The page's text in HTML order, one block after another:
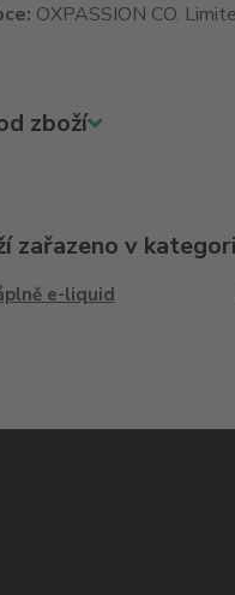
OXPASSION CO.
zboží
zařazeno v
e-liquid